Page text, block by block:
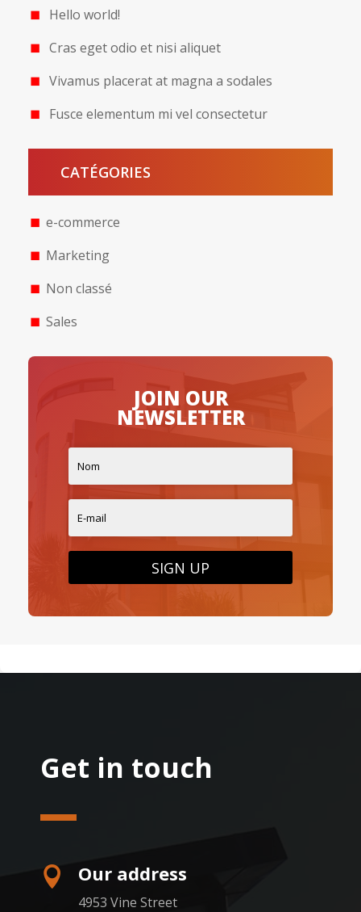
Hello world!
Cras eget odio et nisi aliquet
Vivamus placerat at magna a sodales
Fusce elementum mi vel consectetur
CATÉGORIES
e-commerce
Marketing
Non classé
Sales
JOIN OUR
NEWSLETTER
SIGN UP
Get in touch
 Our address
4953 Vine Street